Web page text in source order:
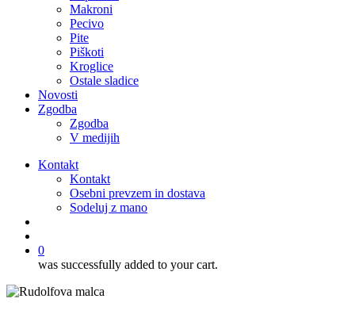
Makroni
Pecivo
Pite
Piškoti
Kroglice
Ostale sladice
Novosti
Zgodba
Zgodba
V medijih
Kontakt
Kontakt
Osebni prevzem in dostava
Sodeluj z mano
0
was successfully added to your cart.